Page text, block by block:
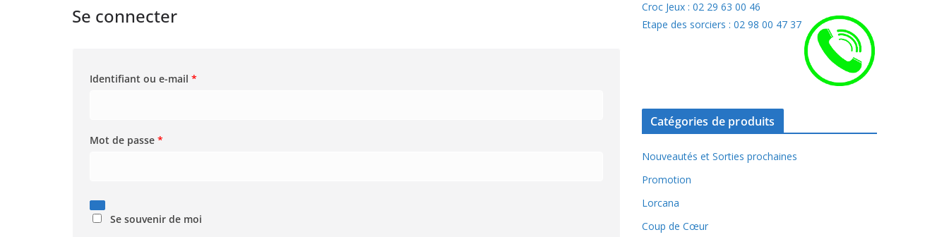
Se connecter
Identifiant ou e-mail *
i
Mot de passe *
a
Se souvenir de moi
Croc Jeux : 02 29 63 00 46
Etape des sorciers : 02 98 00 47 37
Catégories de produits
Nouveautés et Sorties prochaines
Promotion
Lorcana
Coup de Cœur